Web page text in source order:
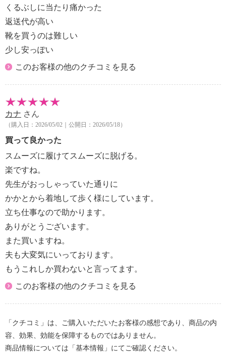
くるぶしに当たり痛かった
返送代が高い
靴を買うのは難しい
少し安っぽい
このお客様の他のクチコミを見る
カナ さん
（購入日：2026/05/02｜公開日：2026/05/18）
買って良かった
スムーズに履けてスムーズに脱げる。
楽ですね。
先生がおっしゃっていた通りに
かかとから着地して歩く様にしています。
立ち仕事なので助かります。
ありがとうございます。
また買いますね。
夫も大変気にいっております。
もうこれしか買わないと言ってます。
このお客様の他のクチコミを見る
「クチコミ」は、ご購入いただいたお客様の感想であり、商品の内
容、効果、効能を保障するものではありません。
商品情報については「基本情報」にてご確認ください。